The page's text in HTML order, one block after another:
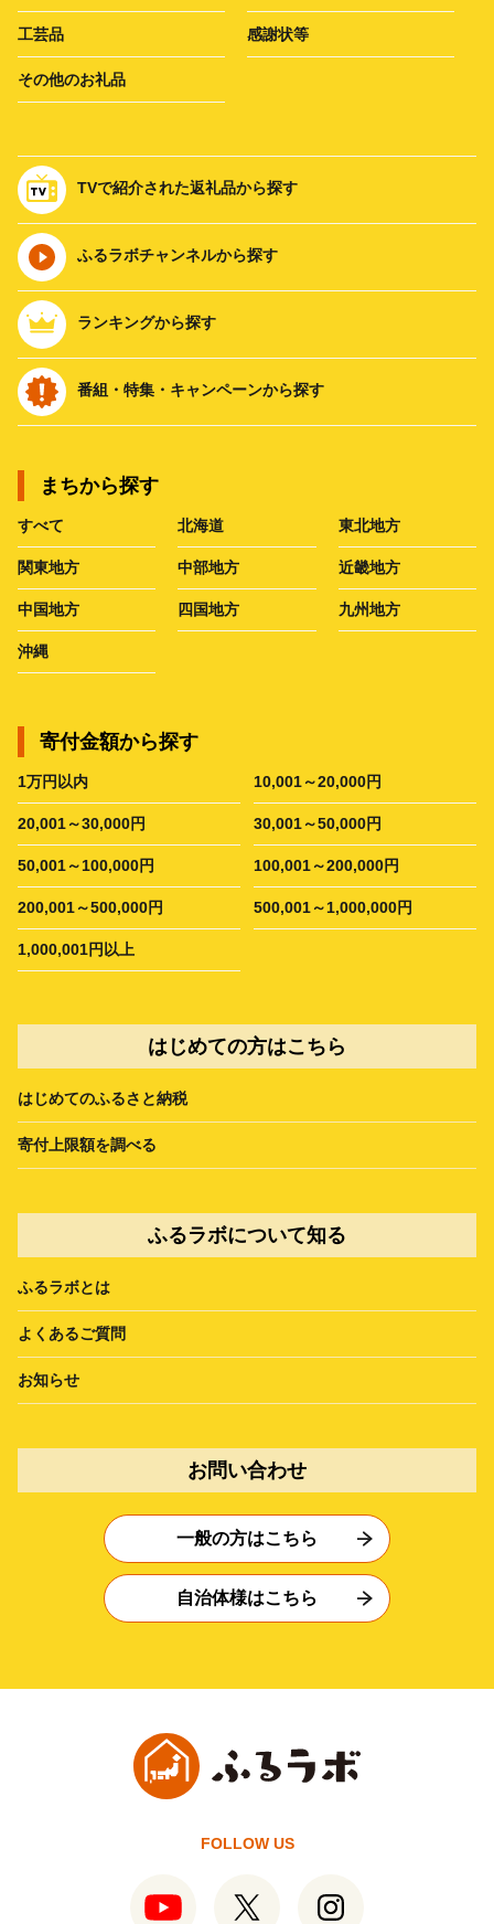
工芸品 感謝状等
その他のお礼品
TVで紹介された返礼品から探す
ふるラボチャンネルから探す
ランキングから探す
番組・特集・キャンペーンから探す
まちから探す
すべて 北海道 東北地方
関東地方 中部地方 近畿地方
中国地方 四国地方 九州地方
沖縄
寄付金額から探す
1万円以内 10,001～20,000円
20,001～30,000円 30,001～50,000円
50,001～100,000円 100,001～200,000円
200,001～500,000円 500,001～1,000,000円
1,000,001円以上
はじめての方はこちら
はじめてのふるさと納税
寄付上限額を調べる
ふるラボについて知る
ふるラボとは
よくあるご質問
お知らせ
お問い合わせ
一般の方はこちら
自治体様はこちら
FOLLOW US